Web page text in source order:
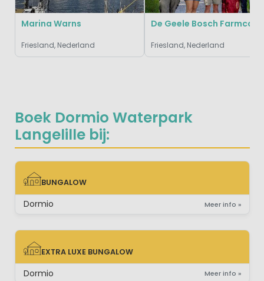
Boek Dormio Waterpark
Langelille bij:
BUNGALOW
BUNGALOW
Dormio Meer info »
EXTRA LUXE BUNGALOW
EXTRA LUXE BUNGALOW
Dormio Meer info »
Marina Warns
Friesland, Nederland Friesland, Nederland